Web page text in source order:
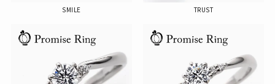
SMILE TRUST